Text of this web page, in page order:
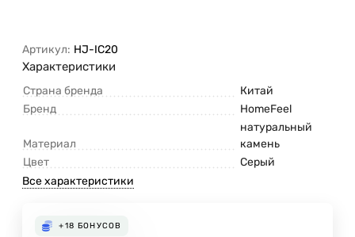
Артикул: HJ-IC20
Характеристики
Страна бренда
Китай
Бренд
HomeFeel
Материал
натуральный
камень
Цвет
Серый
Все характеристики
+18 БОНУСОВ